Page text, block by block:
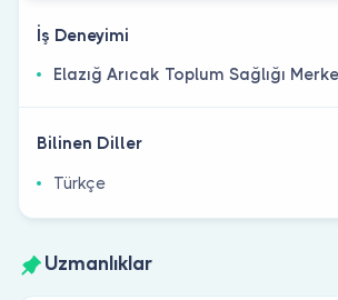
İş Deneyimi
Elazığ Arıcak Toplum Sağlığı
Bilinen Diller
Türkçe
Uzmanlıklar